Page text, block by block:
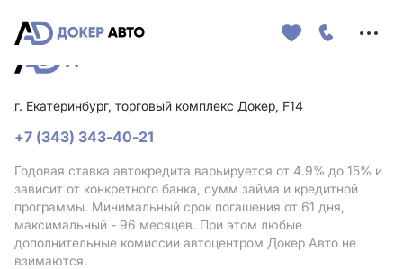
г. Екатеринбург, торговый комплекс Докер, F14
+7 (343) 343-40-21
Годовая ставка автокредита варьируется от 4.9% до 15% и
зависит от конкретного банка, сумм займа и кредитной
программы. Минимальный срок погашения от 61 дня,
максимальный - 96 месяцев. При этом любые
дополнительные комиссии автоцентром Докер Авто не
взимаются.